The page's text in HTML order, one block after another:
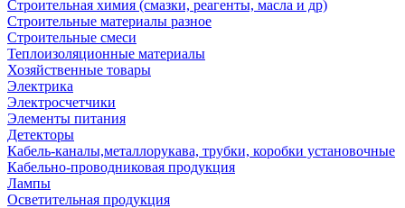
Строительная химия (смазки, реагенты, масла и др)
Строительные материалы разное
Строительные смеси
Теплоизоляционные материалы
Хозяйственные товары
Электрика
Электросчетчики
Элементы питания
Детекторы
Кабель-каналы,металлорукава, трубки, коробки установочные
Кабельно-проводниковая продукция
Лампы
Осветительная продукция